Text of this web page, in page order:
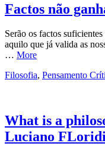
Factos não
Serão os factos
aquilo que já valida as
… More
Filosofia, Pensamento
What is a
Luciano